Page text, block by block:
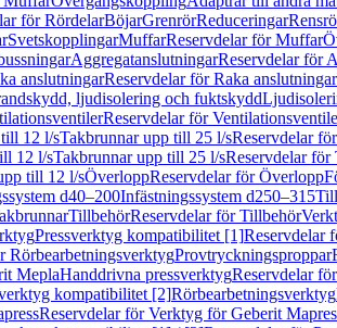
för RördelarBöjarGrenrörReduceringar
SvetskopplingarMuffarReservdelar för Muffar
AggregatanslutningarReservdelar för
anslutningarReservdelar för Raka anslutningar
ljudisolering och fuktskydd
Reservdelar för
12 l/sTakbrunnar upp till 25 l/sReservdelar
12 l/sTakbrunnar upp till 25 l/sReservdelar
till 12 l/sÖverloppReservdelar för Överlopp
d40–200Infästningssystem d250–315
TillbehörReservdelar för Tillbehör
Pressverktyg kompatibilitet [1]Reservdelar
RörbearbetningsverktygProvtryckningsproppar
MeplaHanddrivna pressverktygReservdelar
kompatibilitet [2]Rörbearbetningsverktyg
Reservdelar för Verktyg för Geberit